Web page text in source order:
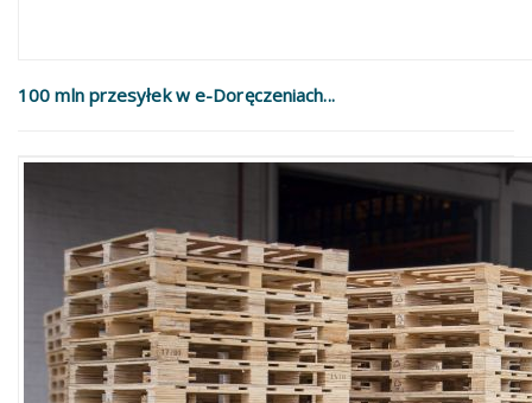
100 mln przesyłek w e-Doręczeniach...